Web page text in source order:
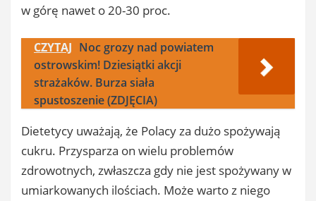
w górę nawet o 20-30 proc.
CZYTAJ Noc grozy nad powiatem
ostrowskim! Dziesiątki akcji
strażaków. Burza siała
spustoszenie (ZDJĘCIA)
Dietetycy uważają, że Polacy za dużo spożywają
cukru. Przysparza on wielu problemów
zdrowotnych, zwłaszcza gdy nie jest spożywany w
umiarkowanych ilościach. Może warto z niego